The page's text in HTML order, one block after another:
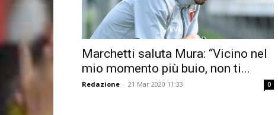
Marchetti saluta Mura: “Vicino nel
mio momento più buio, non ti...
Redazione - 21 Mar 2020 11:33 0